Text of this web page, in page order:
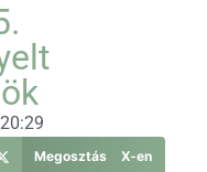
20:29
Megosztás X-en